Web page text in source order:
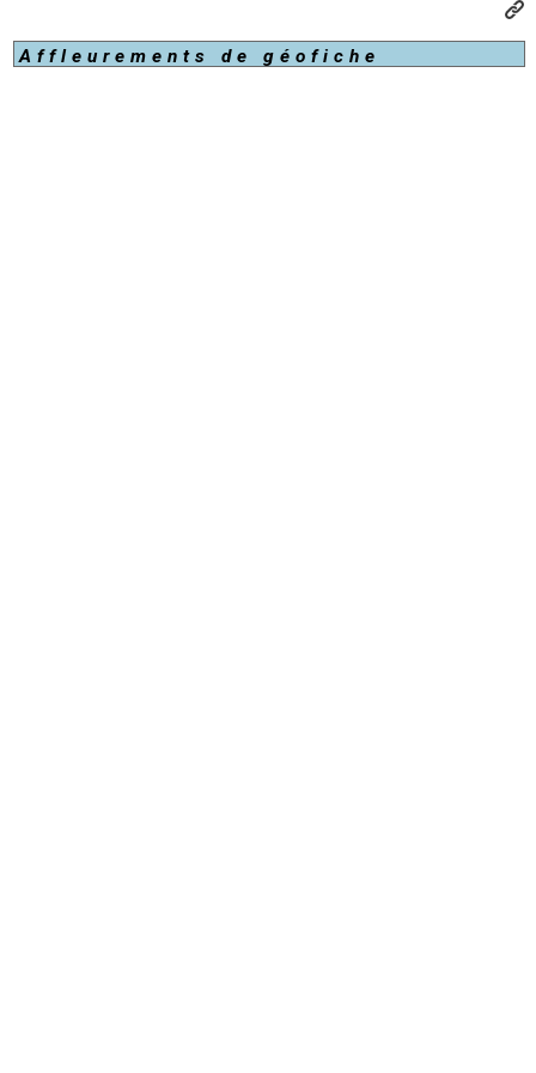
Affleurements de géofiche